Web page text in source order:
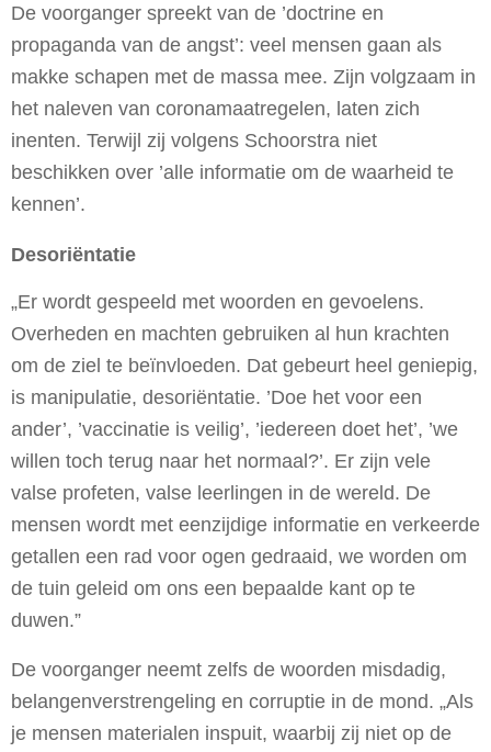
De voorganger spreekt van de ’doctrine en
propaganda van de angst’: veel mensen gaan als
makke schapen met de massa mee. Zijn volgzaam in
het naleven van coronamaatregelen, laten zich
inenten. Terwijl zij volgens Schoorstra niet
beschikken over ’alle informatie om de waarheid te
kennen’.
Desoriëntatie
„Er wordt gespeeld met woorden en gevoelens.
Overheden en machten gebruiken al hun krachten
om de ziel te beïnvloeden. Dat gebeurt heel geniepig,
is manipulatie, desoriëntatie. ’Doe het voor een
ander’, ’vaccinatie is veilig’, ’iedereen doet het’, ’we
willen toch terug naar het normaal?’. Er zijn vele
valse profeten, valse leerlingen in de wereld. De
mensen wordt met eenzijdige informatie en verkeerde
getallen een rad voor ogen gedraaid, we worden om
de tuin geleid om ons een bepaalde kant op te
duwen.”
De voorganger neemt zelfs de woorden misdadig,
belangenverstrengeling en corruptie in de mond. „Als
je mensen materialen inspuit, waarbij zij niet op de